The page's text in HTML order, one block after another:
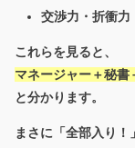
交渉力・折衝力
これらを見ると、
マネージャー＋秘書
と分かります。
まさに「全部入り！」